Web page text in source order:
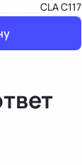
CLA C117